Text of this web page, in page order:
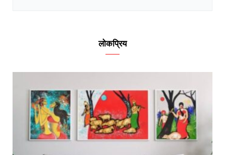
लोकप्रिय